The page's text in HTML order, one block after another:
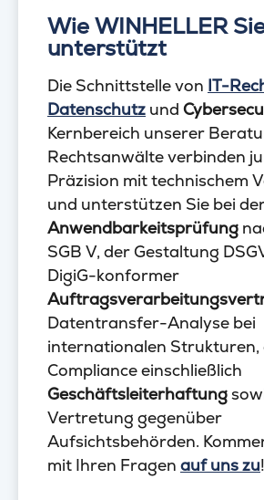
Wie WINHELLER
unterstützt
Die Schnittstelle von IT-
Datenschutz und
Kernbereich unserer
Rechtsanwälte verbinden
Präzision mit technischem
und unterstützen Sie bei
Anwendbarkeitsprüfung
SGB V, der Gestaltung
DigiG-konformer
Datentransfer-Analyse bei
internationalen
Compliance einschließlich
Geschäftsleiterhaftung
Vertretung gegenüber
Aufsichtsbehörden.
mit Ihren Fragen auf uns zu!